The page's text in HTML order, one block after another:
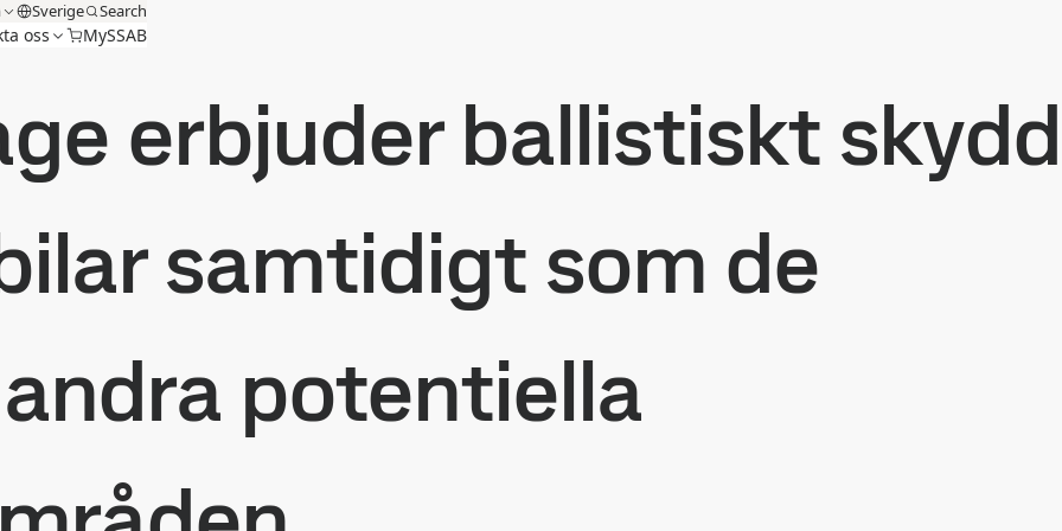
Sverige Search
oss MySSAB
erbjuder ballistiskt skydd
samtidigt som de
potentiella